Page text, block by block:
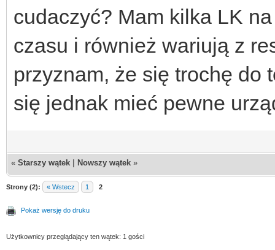
cudaczyć? Mam kilka LK
czasu i również wariują z
przyznam, że się trochę do
się jednak mieć pewne
« Starszy wątek Nowszy wątek »
Strony (2): « Wstecz 1 2
Pokaż wersję do druku
Użytkownicy przeglądający ten wątek: 1 gości